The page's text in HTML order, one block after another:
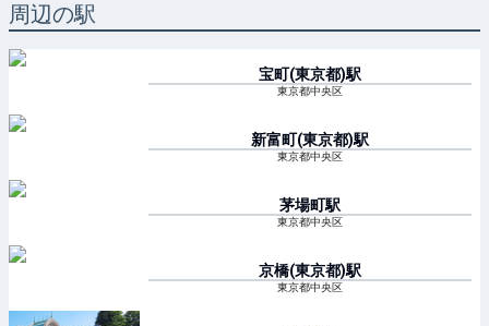
周辺の駅
宝町(東京都)駅
東京都中央区
新富町(東京都)駅
東京都中央区
茅場町駅
東京都中央区
京橋(東京都)駅
東京都中央区